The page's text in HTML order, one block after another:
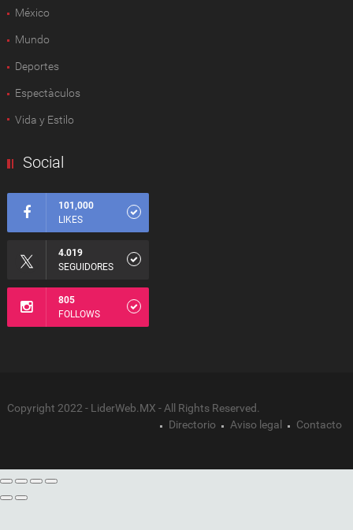
México
Mundo
Deportes
Espectàculos
Vida y Estilo
Social
101,000
LIKES
4.019
SEGUIDORES
805
FOLLOWS
Copyright 2022 - LiderWeb.MX - All Rights Reserved.
Directorio
Aviso legal Contacto